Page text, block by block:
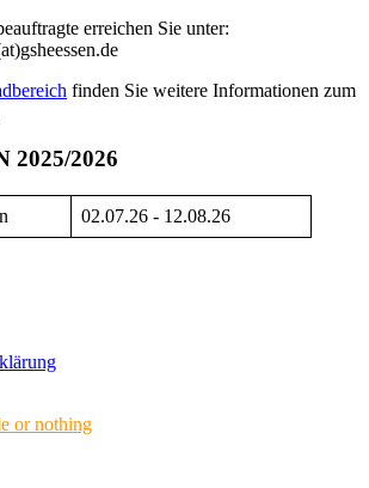
erreichen Sie unter:
finden Sie weitere Informationen zum
2025/2026
02.07.26 - 12.08.26
or nothing